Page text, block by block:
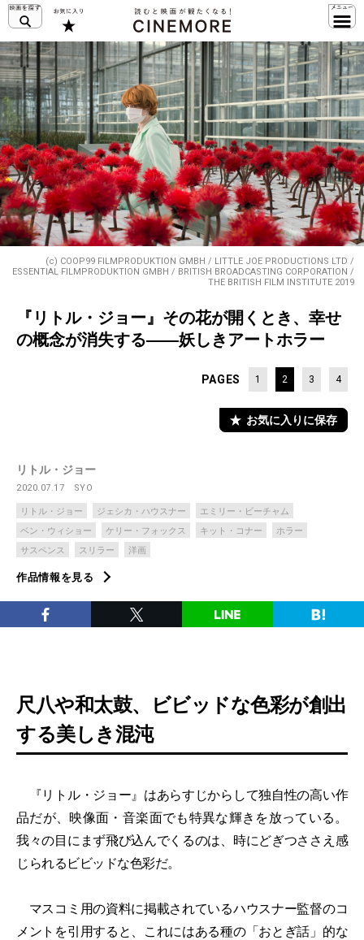
(c) COOP99 FILMPRODUKTION GMBH / LITTLE JOE PRODUCTIONS LTD /
ESSENTIAL FILMPRODUKTION GMBH / BRITISH BROADCASTING CORPORATION /
THE BRITISH FILM INSTITUTE 2019
『リトル・ジョー』その花が開くとき、幸せ
の概念が消失する――妖しきアートホラー
PAGES 1 2 3 4
お気に入りに保存
リトル・ジョー
2020.07.17 SYO
リトル・ジョー ジェシカ・ハウスナー
エミリー・ビーチャム
ベン・ウィショー
ケリー・フォックス キット・コナー
ホラー
サスペンス
スリラー 洋画
作品情報を見る
尺八や和太鼓、ビビッドな色彩が創出
する美しき混沌
『リトル・ジョー』はあらすじからして独自性の高い作
品だが、映像面・音楽面でも特異な輝きを放っている。
我々の目にまず飛び込んでくるのは、時にどぎつささえ感
じられるビビッドな色彩だ。
マスコミ用の資料に掲載されているハウスナー監督のコ
メントを引用すると、これにはある種の「おとぎ話」的な